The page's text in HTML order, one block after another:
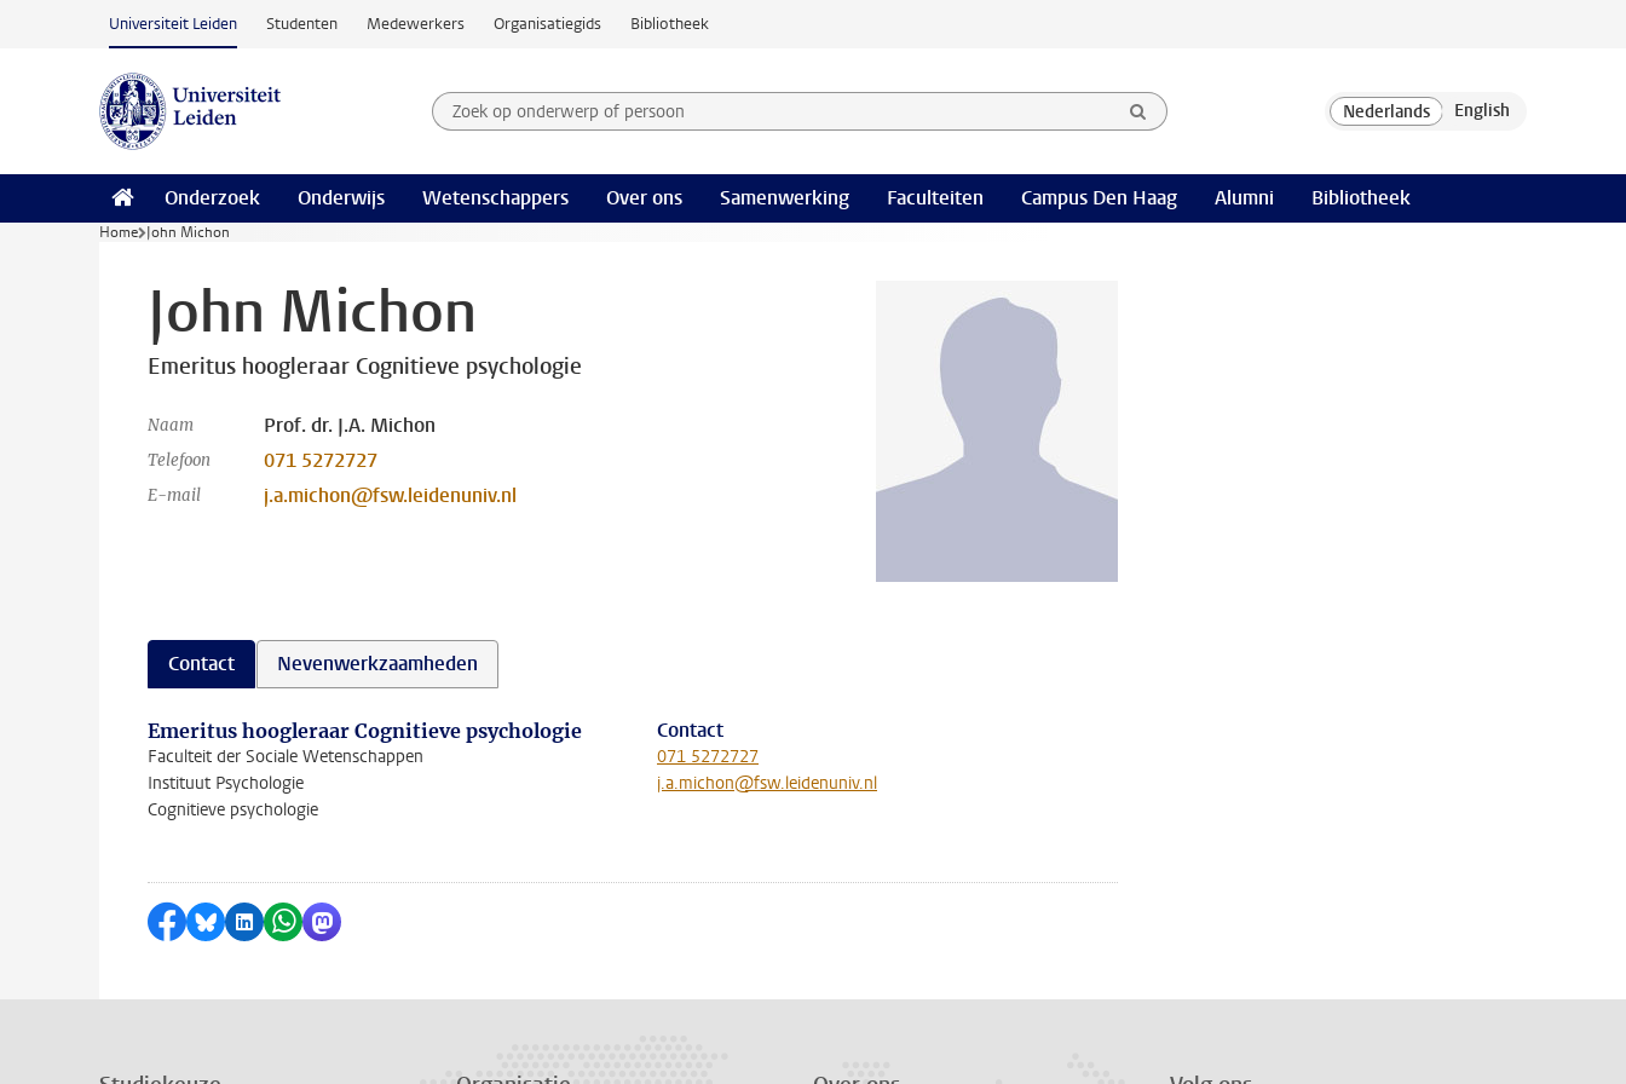
Ga naar hoofdinhoud
Universiteit Leiden Studenten Medewerkers Organisatiegids Bibliotheek
Zoek op onderwerp of persoon en selecteer categorie
Zoekterm
Onderzoek Onderwijs Wetenschappers Over ons Samenwerking Faculteiten Campus Den Haag Alumni Bibliotheek
Home John Michon
John Michon
Emeritus hoogleraar Cognitieve psychologie
Naam Prof. dr. J.A. Michon
Telefoon 071 5272727
E-mail j.a.michon@fsw.leidenuniv.nl
Contact Nevenwerkzaamheden
Emeritus hoogleraar Cognitieve psychologie
Faculteit der Sociale Wetenschappen
Instituut Psychologie
Cognitieve psychologie
Contact
071 5272727
j.a.michon@fsw.leidenuniv.nl
Delen op Facebook
Delen via Bluesky
Delen op LinkedIn
Delen via WhatsApp
Delen via Mastodon